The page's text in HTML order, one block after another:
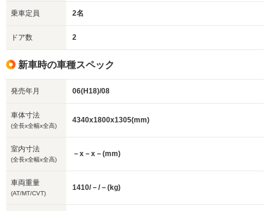
乗車定員 2名
ドア数 2
新車時の車種スペック
発売年月 06(H18)/08
車体寸法
(全長x全幅x全高)
4340x1800x1305(mm)
室内寸法
(全長x全幅x全高)
－x－x－(mm)
車両重量
(AT/MT/CVT)
1410/－/－(kg)